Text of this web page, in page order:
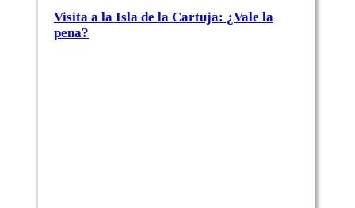
Visita a la Isla de la Cartuja: ¿Vale la
pena?